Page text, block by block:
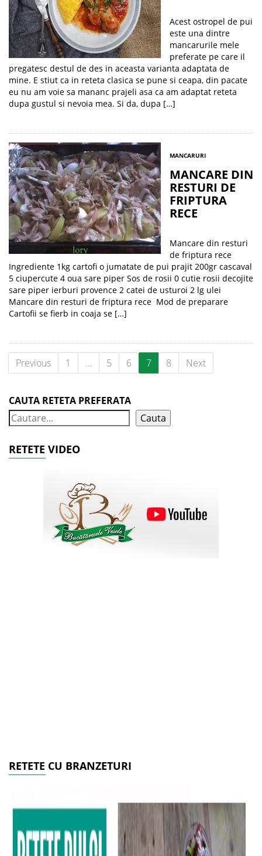
Acest ostropel de pui
este una dintre
mancarurile mele
preferate pe care il
pregatesc destul de des in aceasta varianta adaptata de
mine. E stiut ca in reteta clasica se pune si ceapa, din pacate
eu nu am voie sa mananc prajeli asa ca am adaptat reteta
dupa gustul si nevoia mea. Si da, dupa […]
MANCARURI
MANCARE DIN
RESTURI DE
FRIPTURA
RECE
Mancare din resturi
de friptura rece
Ingrediente 1kg cartofi o jumatate de pui prajit 200gr cascaval
5 ciupercute 4 oua sare piper Sos de rosii 0 cutie rosii decojite
sare piper ierburi provence 2 catei de usturoi 2 lg ulei
Mancare din resturi de friptura rece Mod de preparare
Cartofii se fierb in coaja se […]
Previous 1 … 5 6 7 8 Next
CAUTA RETETA PREFERATA
Cauta
RETETE VIDEO
RETETE CU BRANZETURI